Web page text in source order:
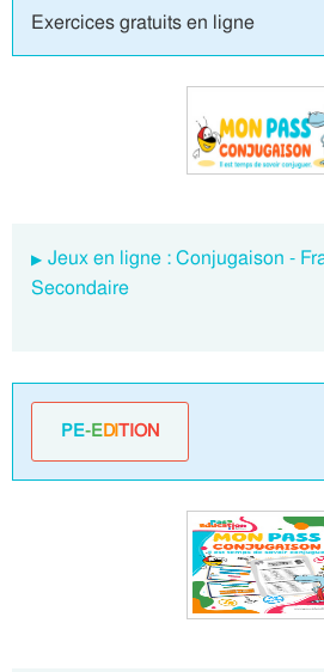
Exercices gratuits en ligne
Jeux en ligne : Conjugaison -
Secondaire
PE-EDITION